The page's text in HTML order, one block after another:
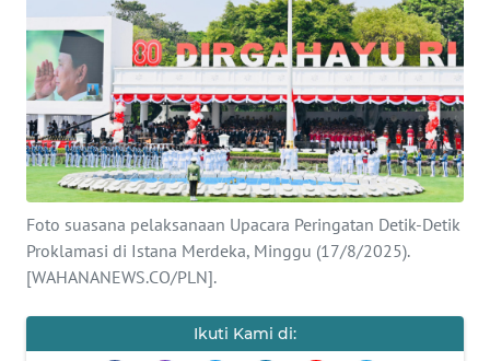
Foto suasana pelaksanaan Upacara Peringatan Detik-Detik
Proklamasi di Istana Merdeka, Minggu (17/8/2025).
[WAHANANEWS.CO/PLN].
Ikuti Kami di:
SAINS-TEKNO
KESEHATAN
INTERNASIONAL
SERBA-SERBI